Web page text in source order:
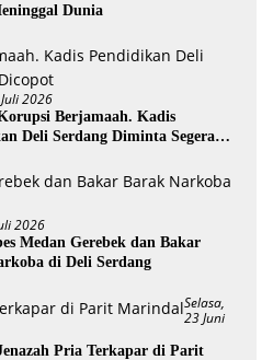
Dunia
2026
Berjamaah. Kadis
Deli Serdang Diminta Segera
2026
Medan Gerebek dan Bakar
di Deli Serdang
Selasa,
23 Juni
Pria Terkapar di Parit